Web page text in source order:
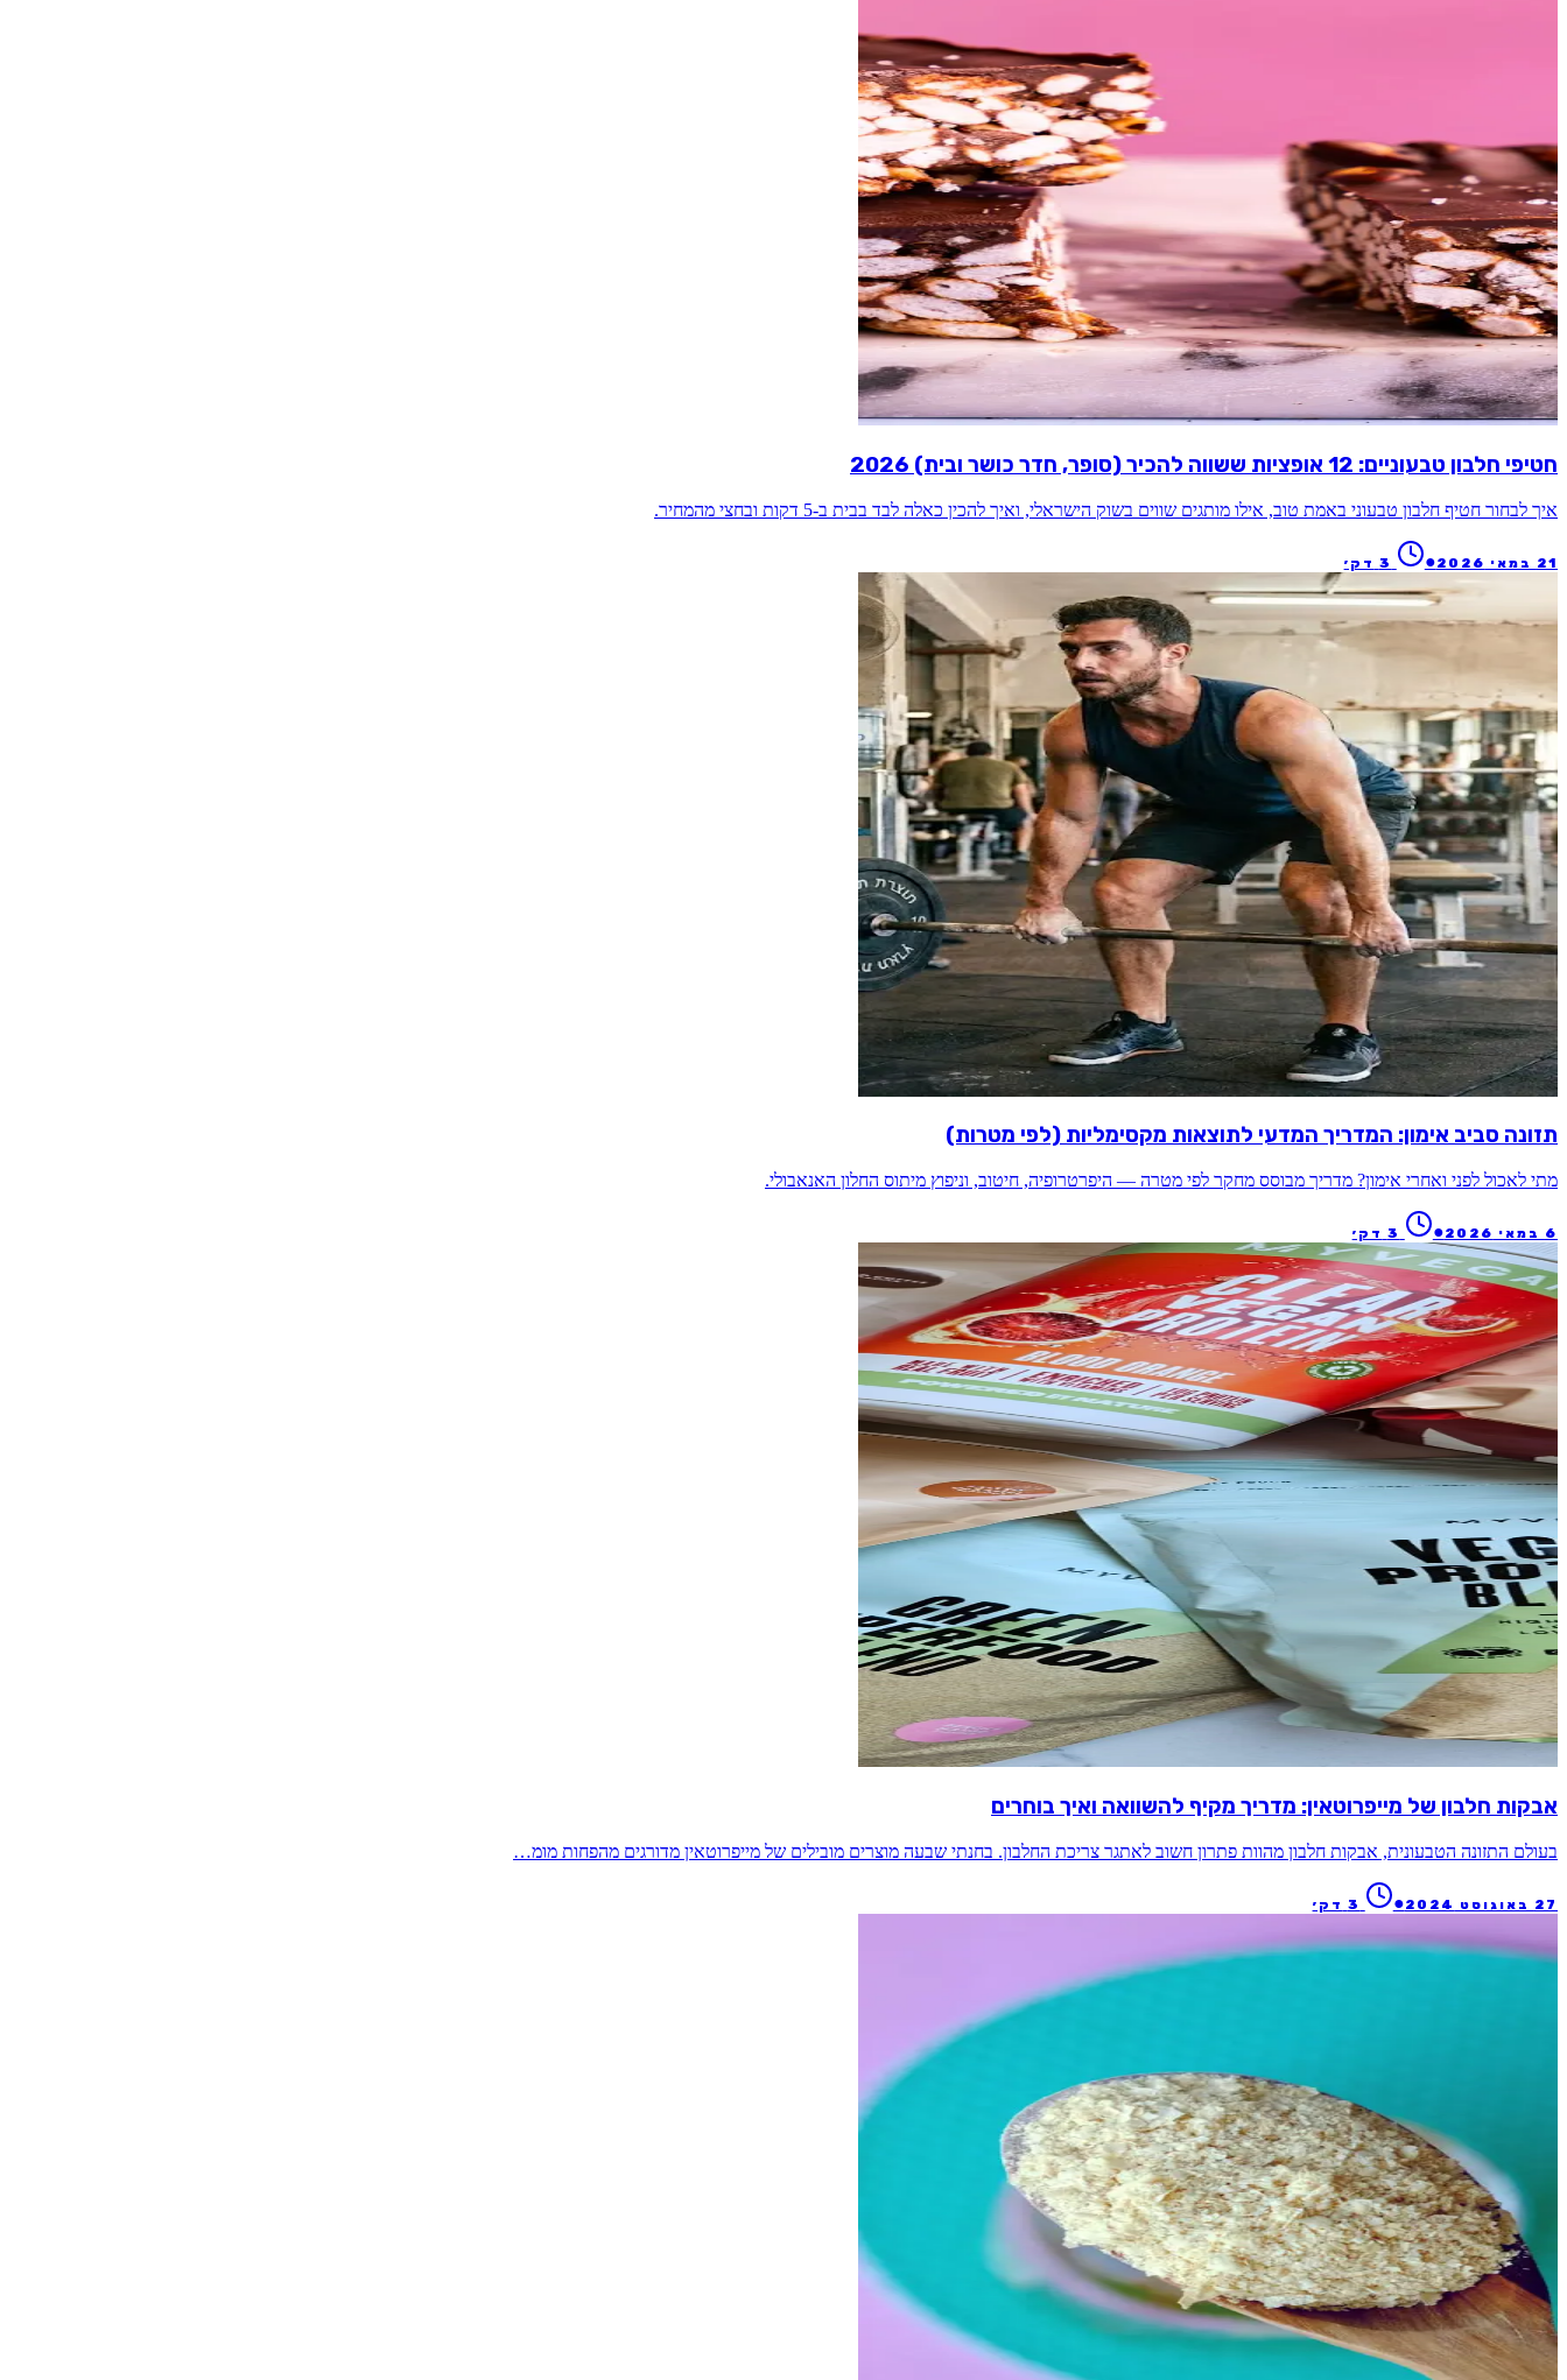
חטיפי חלבון טבעוניים: 12 אופציות ששווה להכיר (סופר, חדר כושר ובית) 2026
איך לבחור חטיף חלבון טבעוני באמת טוב, אילו מותגים שווים בשוק הישראלי, ואיך להכין כאלה לבד בבית ב-5 דקות ובחצי מהמחיר.
21 במאי 2026 ●
3 דק׳
תזונה סביב אימון: המדריך המדעי לתוצאות מקסימליות (לפי מטרות)
מתי לאכול לפני ואחרי אימון? מדריך מבוסס מחקר לפי מטרה — היפרטרופיה, חיטוב, וניפוץ מיתוס החלון האנאבולי.
6 במאי 2026 ●
3 דק׳
אבקות חלבון של מייפרוטאין: מדריך מקיף להשוואה ואיך בוחרים
בעולם התזונה הטבעונית, אבקות חלבון מהוות פתרון חשוב לאתגר צריכת החלבון. בחנתי שבעה מוצרים מובילים של מייפרוטאין מדורגים מהפחות מומ…
27 באוגוסט 2024 ●
3 דק׳